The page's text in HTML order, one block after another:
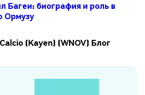
Багеи: биография и роль в
Ормузу
(Kayen) (WNOV) Блог